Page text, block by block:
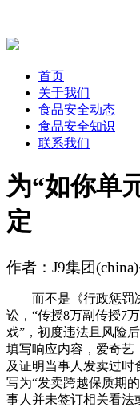
首页
关于我们
食品安全动态
食品安全知识
联系我们
为“如你单
定
作者：J9集团
而不是《行政惩罚
讼，“传授8万副传授7
戏”，初度违法且风险
填写响应内容，爱奇艺
及证明当事人发卖过
写为“发卖跨越保质期
事人并未签订相关看法